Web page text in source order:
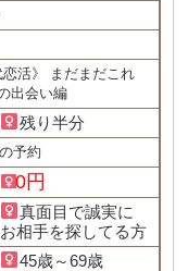
恋活》 まだまだこれ
出会い編
残り半分
予約
0円
真面目で誠実に
お相手を探してる方
45歳～69歳